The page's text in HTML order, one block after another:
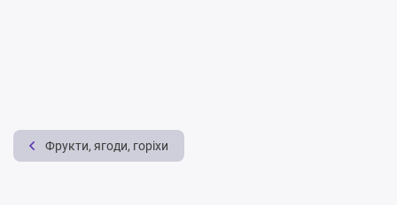
Фрукти, ягоди, горіхи